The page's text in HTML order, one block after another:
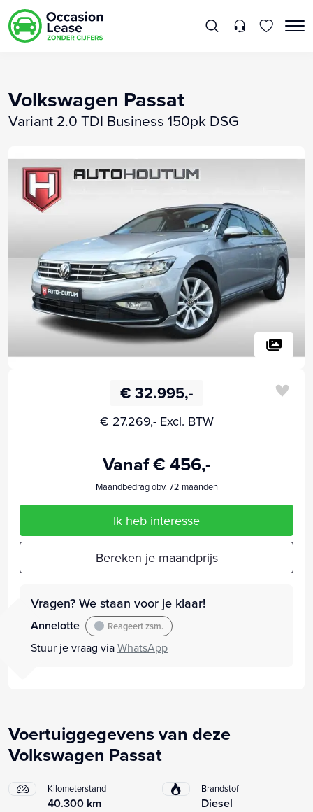
Volkswagen Passat
Variant 2.0 TDI Business 150pk DSG
€ 32.995,-
€ 27.269,- Excl. BTW
Vanaf € 456,-
Maandbedrag obv. 72 maanden
Ik heb interesse
Bereken je maandprijs
Vragen? We staan voor je klaar!
Annelotte Reageert zsm.
Stuur je vraag viaWhatsApp
Voertuiggegevens van deze
Volkswagen Passat
Kilometerstand
40.300 km
Brandstof
Diesel